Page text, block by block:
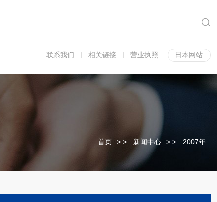
联系我们 相关链接 营业执照 日本网站
首页 > 新闻中心 > 2007年